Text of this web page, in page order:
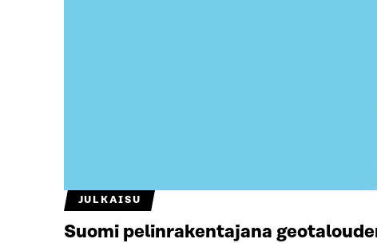
JULKAISU
Suomi pelinrakentajana